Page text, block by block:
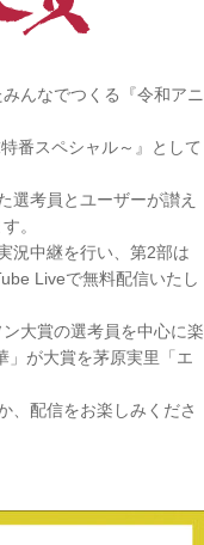
んなでつくる『令和アニ
番スペシャル～』として
選考員とユーザーが讃え
。
況中継を行い、第2部は
Liveで無料配信いたし
大賞の選考員を中心に楽
」が大賞を茅原実里「エ
、配信をお楽しみくださ